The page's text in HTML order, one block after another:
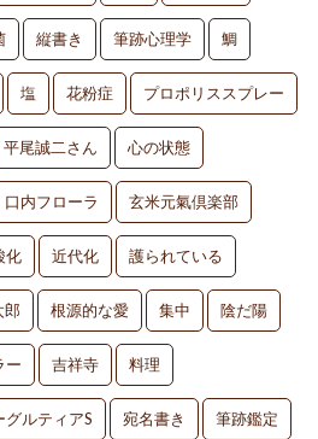
縦書き 筆跡心理学 鯛
塩 花粉症 プロポリススプレー
平尾誠二さん 心の状態
口内フローラ 玄米元氣倶楽部
化 近代化 護られている
郎 根源的な愛 集中 陰だ陽
ー 吉祥寺 料理
グルティアS 宛名書き 筆跡鑑定